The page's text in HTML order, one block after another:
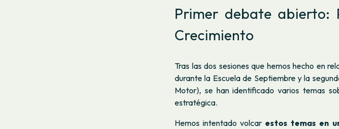
Primer debate abierto:
Crecimiento
Tras las dos sesiones que hemos hecho en
durante la Escuela de Septiembre y la
Motor), se han identificado varios temas
estratégica.
Hemos intentado volcar estos temas en